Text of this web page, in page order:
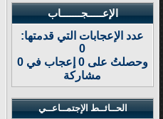
الإعـــــجـــــــاب
عدد الإعجابات التي قدمتها:
0
وحصلتُ على 0 إعجاب في 0
مشاركة
الحــائــط الإجتمــاعــي